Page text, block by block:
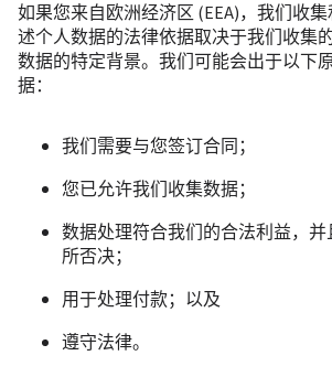
如果您来自欧洲经济区 (EEA)，我们收
述个人数据的法律依据取决于我们收集
数据的特定背景。我们可能会出于以下
据：
我们需要与您签订合同；
您已允许我们收集数据；
数据处理符合我们的合法利益，
所否决；
用于处理付款；以及
遵守法律。